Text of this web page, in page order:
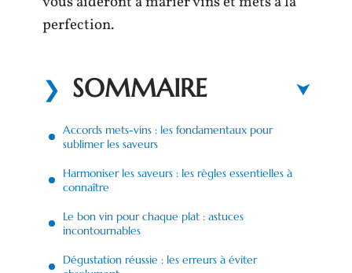
perfection.
SOMMAIRE
Accords mets-vins : les fondamentaux pour
sublimer les saveurs
Harmoniser les saveurs : les règles essentielles à
connaître
Le bon vin pour chaque plat : astuces
incontournables
Dégustation réussie : les erreurs à éviter